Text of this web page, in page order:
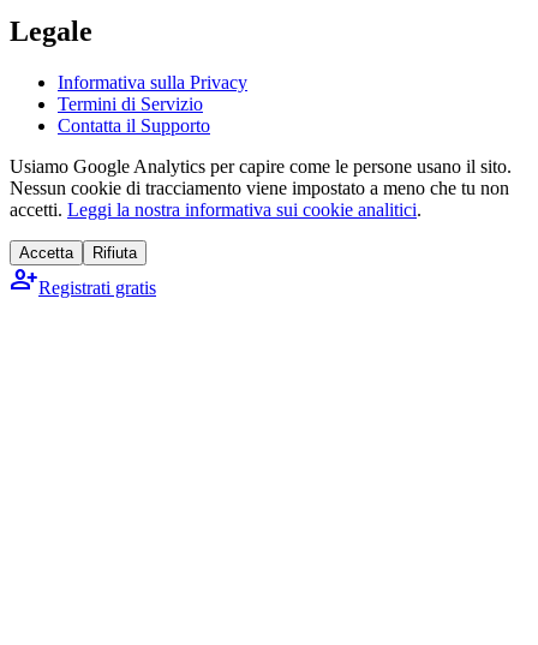
Legale
Informativa sulla Privacy
Termini di Servizio
Contatta il Supporto
Usiamo Google Analytics per capire come le persone usano il sito.
Nessun cookie di tracciamento viene impostato a meno che tu non
accetti. Leggi la nostra informativa sui cookie analitici.
Accetta Rifiuta
person_addRegistrati gratis